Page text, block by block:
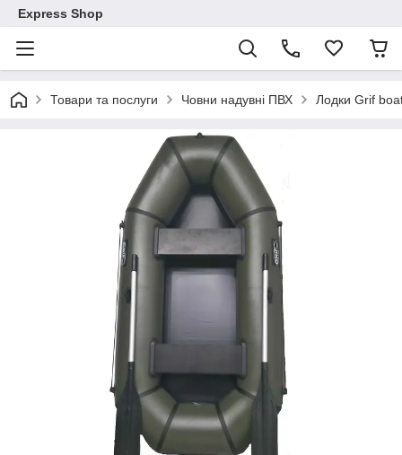
Express Shop
Товари та послуги Човни надувні ПВХ Лодки Grif